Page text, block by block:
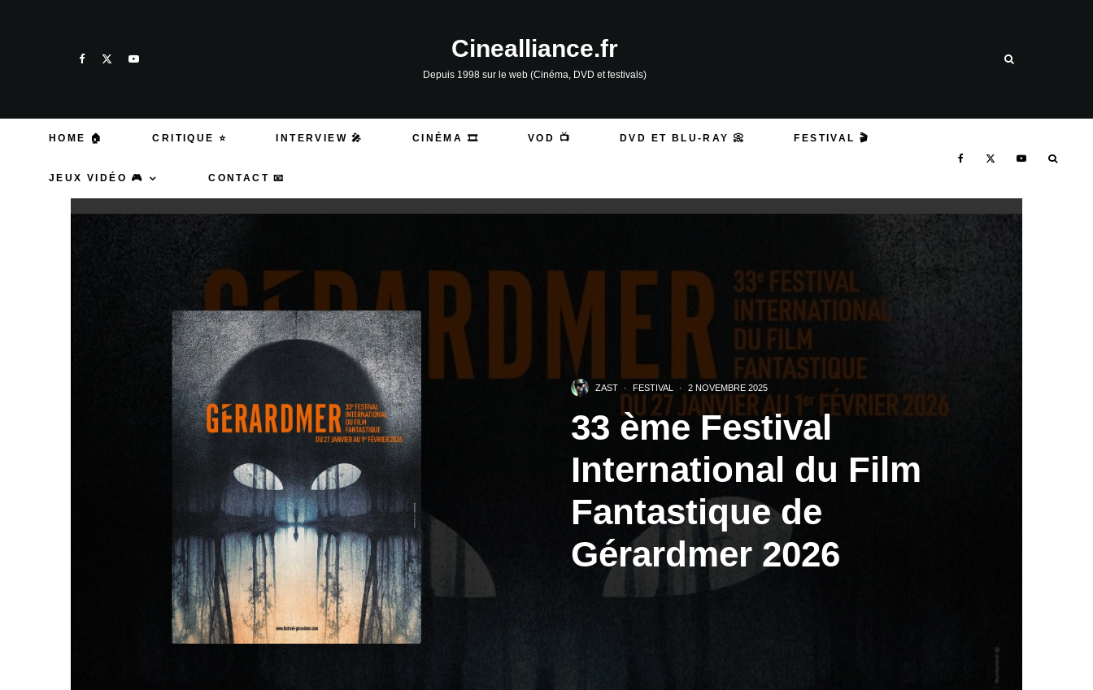
Cinealliance.fr
Depuis 1998 sur le web (Cinéma, DVD et festivals)
HOME 🏠 CRITIQUE ⭐ INTERVIEW 🎤 CINÉMA 🎞️ VOD 📺 DVD ET BLU-RAY 📀 FESTIVAL 🎬
JEUX VIDÉO 🎮 CONTACT 📧
ZAST · FESTIVAL · 2 NOVEMBRE 2025
33 ème Festival
International du Film
Fantastique de
Gérardmer 2026